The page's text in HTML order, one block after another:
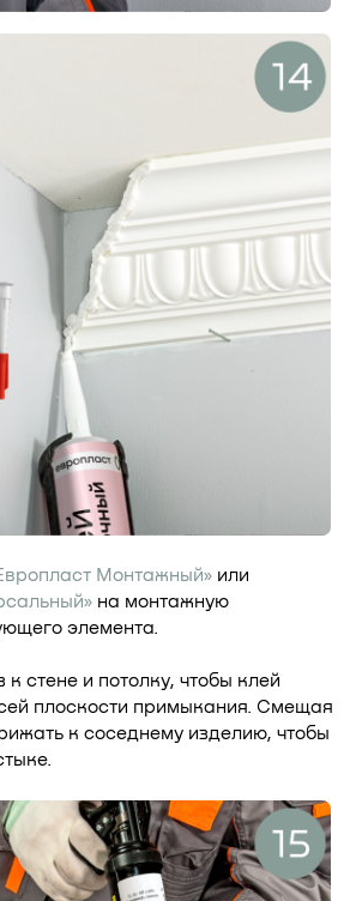
Монтажный»или
на монтажную
элемента.
к стене и потолку, чтобы клей
плоскости примыкания. Смещая
к соседнему изделию, чтобы